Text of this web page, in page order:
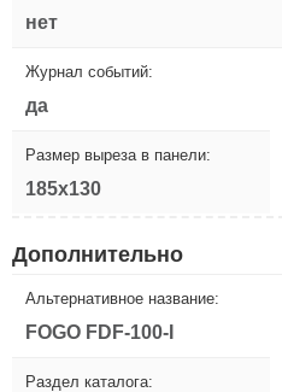
нет
Журнал событий:
да
Размер выреза в панели:
185x130
Дополнительно
Альтернативное название:
FOGO FDF-100-I
Раздел каталога: